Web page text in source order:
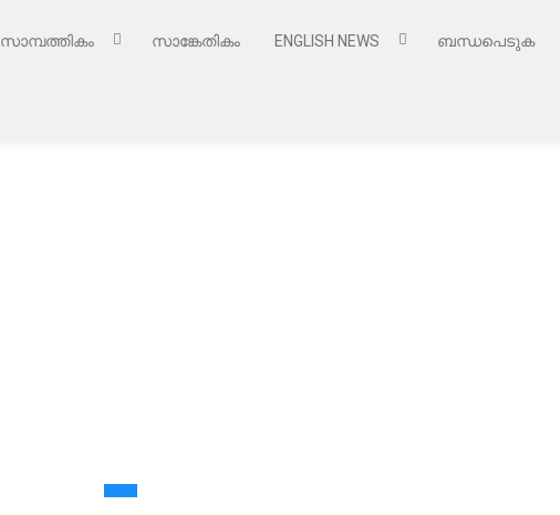
സാമ്പത്തികം സാങ്കേതികം ENGLISH NEWS ബന്ധപെടുക